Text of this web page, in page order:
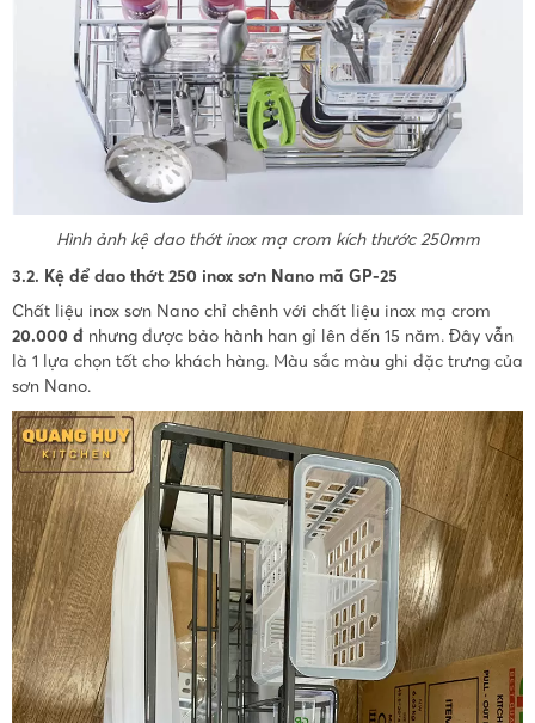
Hình ảnh kệ dao thớt inox mạ crom kích thước 250mm
3.2. Kệ để dao thớt 250 inox sơn Nano mã GP-25
Chất liệu inox sơn Nano chỉ chênh với chất liệu inox mạ crom
20.000 đnhưng được bảo hành han gỉ lên đến 15 năm. Đây vẫn
là 1 lựa chọn tốt cho khách hàng. Màu sắc màu ghi đặc trưng của
sơn Nano.